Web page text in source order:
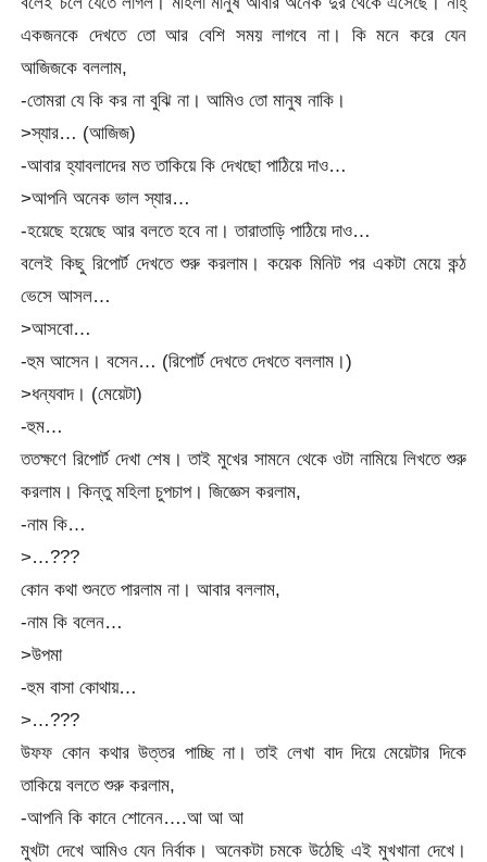
একজনকে দেখতে তো আর বেশি সময় লাগবে না। কি মনে করে যেন
আজিজকে বললাম,
-তোমরা যে কি কর না বুঝি না। আমিও তো মানুষ নাকি।
>স্যার… (আজিজ)
-আবার হ্যাবলাদের মত তাকিয়ে কি দেখছো পাঠিয়ে দাও…
>আপনি অনেক ভাল স্যার…
-হয়েছে হয়েছে আর বলতে হবে না। তারাতাড়ি পাঠিয়ে দাও…
বলেই কিছু রিপোর্ট দেখতে শুরু করলাম। কয়েক মিনিট পর একটা মেয়ে কন্ঠ
ভেসে আসল…
>আসবো…
-হুম আসেন। বসেন… (রিপোর্ট দেখতে দেখতে বললাম।)
>ধন্যবাদ। (মেয়েটা)
-হুম…
ততক্ষণে রিপোর্ট দেখা শেষ। তাই মুখের সামনে থেকে ওটা নামিয়ে লিখতে শুরু
করলাম। কিন্তু মহিলা চুপচাপ। জিজ্ঞেস করলাম,
-নাম কি…
>…???
কোন কথা শুনতে পারলাম না। আবার বললাম,
-নাম কি বলেন…
>উপমা
-হুম বাসা কোথায়…
>…???
উফফ কোন কথার উত্তর পাচ্ছি না। তাই লেখা বাদ দিয়ে মেয়েটার দিকে
তাকিয়ে বলতে শুরু করলাম,
-আপনি কি কানে শোনেন….আ আ আ
মুখটা দেখে আমিও যেন নির্বাক। অনেকটা চমকে উঠেছি এই মুখখানা দেখে।